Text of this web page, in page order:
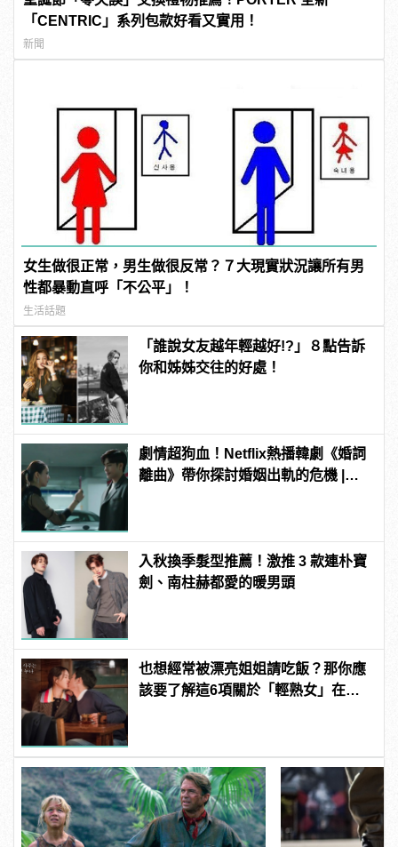
「CENTRIC」系列包款好看又實用！
新聞
女生做很正常，男生做很反常？７大現實狀況讓所有男
性都暴動直呼「不公平」！
生活話題
「誰說女友越年輕越好!?」８點告訴
你和姊姊交往的好處！
劇情超狗血！Netflix熱播韓劇《婚詞
離曲》帶你探討婚姻出軌的危機 |
入秋換季髮型推薦！激推 3 款連朴寶
劍、南柱赫都愛的暖男頭
也想經常被漂亮姐姐請吃飯？那你應
該要了解這6項關於「輕熟女」在想